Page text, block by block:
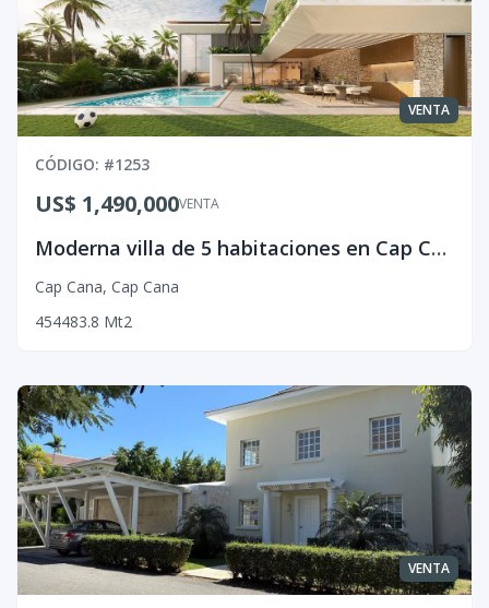
VENTA
CÓDIGO: #1253
VENTA
US$ 1,490,000
Moderna villa de 5 habitaciones en Cap Cana
Cap Cana, Cap Cana
454483.8 Mt2
VENTA